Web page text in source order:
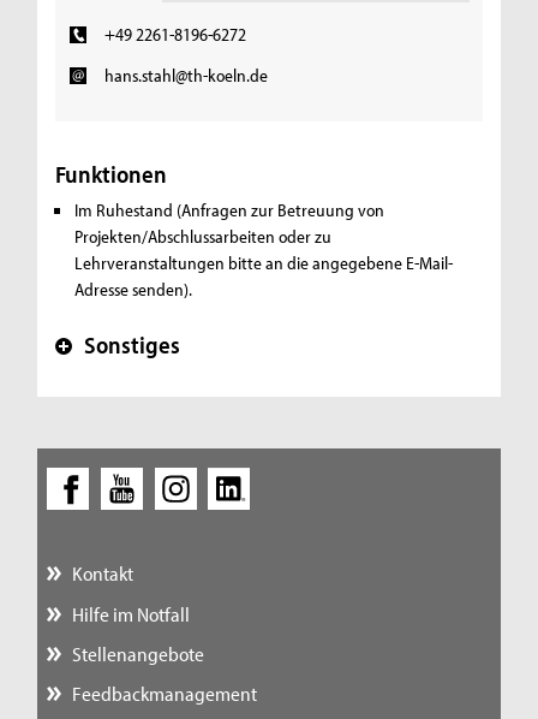
+49 2261-8196-6272
hans.stahl@th-koeln.de
Funktionen
Im Ruhestand (Anfragen zur Betreuung von
Projekten/Abschlussarbeiten oder zu
Lehrveranstaltungen bitte an die angegebene E-Mail-
Adresse senden).
+ Sonstiges
Kontakt
Hilfe im Notfall
Stellenangebote
Feedbackmanagement